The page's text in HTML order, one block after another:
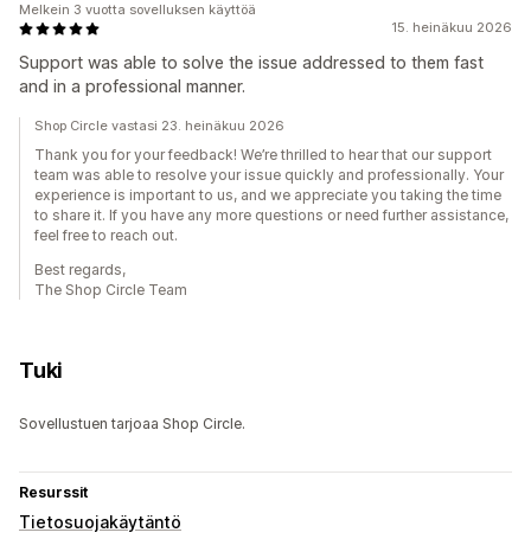
15. heinäkuu 2026
Support was able to solve the issue addressed to them fast
and in a professional manner.
Melkein 3 vuotta sovelluksen käyttöä
Shop Circle vastasi 23. heinäkuu 2026
Thank you for your feedback! We’re thrilled to hear that our support
team was able to resolve your issue quickly and professionally. Your
experience is important to us, and we appreciate you taking the time
to share it. If you have any more questions or need further assistance,
feel free to reach out.
Best regards,
The Shop Circle Team
Tuki
Sovellustuen tarjoaa Shop Circle.
Resurssit
Tietosuojakäytäntö